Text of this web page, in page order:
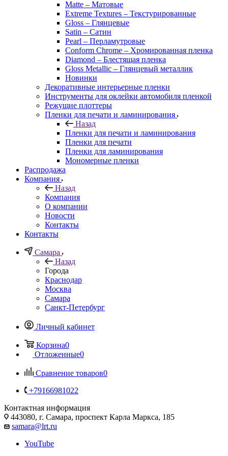
Matte – Матовые
Extreme Textures – Текстурированные
Gloss – Глянцевые
Satin – Сатин
Pearl – Перламутровые
Conform Chrome – Хромированная пленка
Diamond – Блестящая пленка
Gloss Metallic – Глянцевый металлик
Новинки
Декоративные интерьерные пленки
Инструменты для оклейки автомобиля пленкой
Режущие плоттеры
Пленки для печати и ламинирования
Назад
Пленки для печати и ламинирования
Пленки для печати
Пленки для ламинирования
Мономерные пленки
Распродажа
Компания
Назад
Компания
О компании
Новости
Контакты
Контакты
Самара
Назад
Города
Краснодар
Москва
Самара
Санкт-Петербург
Личный кабинет
Корзина0
Отложенные0
Сравнение товаров0
+79166981022
Контактная информация
443080, г. Самара, проспект Карла Маркса, 185
samara@lrt.ru
YouTube